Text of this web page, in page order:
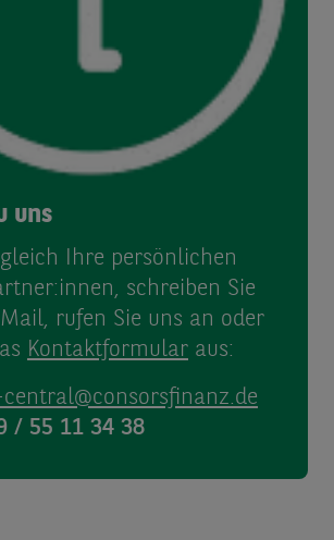
uns
Ihre persönlichen
schreiben Sie
rufen Sie uns an oder
Kontaktformular aus:
central@consorsfinanz.de
/ 55 11 34 38